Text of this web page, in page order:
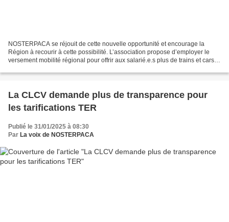
NOSTERPACA se réjouit de cette nouvelle opportunité et encourage la
Région à recourir à cette possibilité. L’association propose d’employer le
versement mobilité régional pour offrir aux salarié.e.s plus de trains et cars,
La CLCV demande plus de transparence pour
les tarifications TER
Publié le 31/01/2025 à 08:30
Par La voix de NOSTERPACA